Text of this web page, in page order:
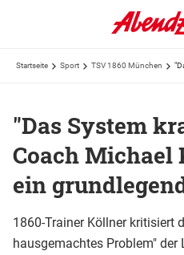
Startseite Sport TSV 1860 München
"Das System
Coach
ein
1860-Trainer Köllner kritisiert
hausgemachtes Problem" der